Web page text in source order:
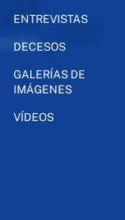
ENTREVISTAS
DECESOS
GALERÍAS DE
IMÁGENES
VÍDEOS